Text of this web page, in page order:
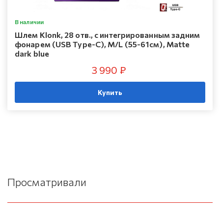
В наличии
Шлем Klonk, 28 отв., с интегрированным задним
фонарем (USB Type-C), M/L (55-61см), Matte
dark blue
3 990 ₽
Купить
Просматривали